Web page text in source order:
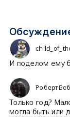
И поделом ему
Только год?
могла быть или